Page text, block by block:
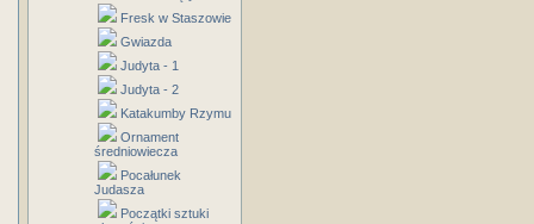
Fresk w Staszowie
Gwiazda
Judyta - 1
Judyta - 2
Katakumby Rzymu
Ornament
średniowiecza
Pocałunek
Judasza
Początki sztuki